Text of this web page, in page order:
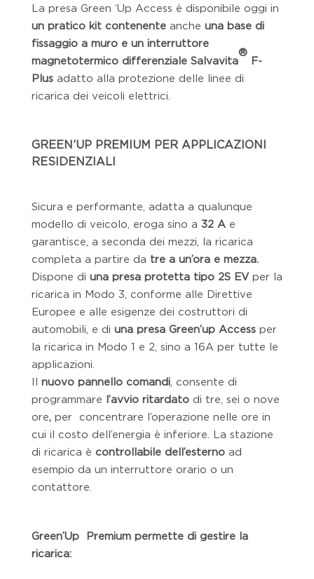
La presa Green ‘Up Access è disponibile oggi in
un pratico kit contenente anche una base di
fissaggio a muro e un interruttore
magnetotermico differenziale Salvavita
®
F-
Plus adatto alla protezione delle linee di
ricarica dei veicoli elettrici.
GREEN’UP PREMIUM PER APPLICAZIONI
RESIDENZIALI
Sicura e performante, adatta a qualunque
modello di veicolo, eroga sino a 32 A e
garantisce, a seconda dei mezzi, la ricarica
completa a partire da tre a un’ora e mezza.
Dispone di una presa protetta tipo 2S EV per la
ricarica in Modo 3, conforme alle Direttive
Europee e alle esigenze dei costruttori di
automobili, e di una presa Green’up Access per
la ricarica in Modo 1 e 2, sino a 16A per tutte le
applicazioni.
Il nuovo pannello comandi, consente di
programmare l’avvio ritardato di tre, sei o nove
ore per concentrare l’operazione nelle ore in
cui il costo dell’energia è inferiore. La stazione
di ricarica è controllabile dell’esternoad
esempio da un interruttore orario o un
contattore.
Green’Up Premium permette di gestire la
ricarica: